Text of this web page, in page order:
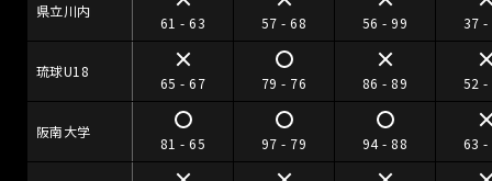
県立川内
61 - 63 57 - 68 56 - 99 37 -
琉球U18
65 - 67 79 - 76 86 - 89 52 -
阪南大学
81 - 65 97 - 79 94 - 88 63 -